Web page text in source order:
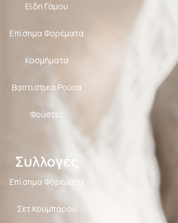
Είδη Γάμου
Επίσημα Φορέματα
Κοσμήματα
Βαπτιστικά Ρούχα
Φούστες
Συλλογές
Επίσημα Φορέματα
Σετ Κουμπάρου